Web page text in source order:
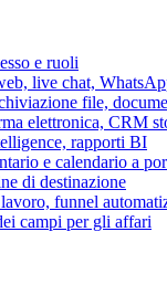
e ruoli
live chat,
file,
elettronica, CRM
rapporti BI
e calendario a
di destinazione
funnel
campi per gli affari